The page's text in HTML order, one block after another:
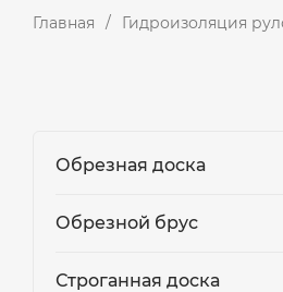
Главная / Гидроизоляция
Обрезная доска
Обрезной брус
Строганная доска